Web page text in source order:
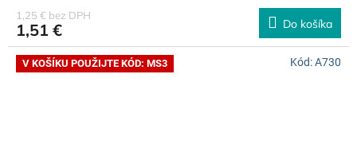
1,25 € bez DPH
1,51 € Do košíka
V KOŠÍKU POUŽIJTE KÓD: MS3 Kód:A730